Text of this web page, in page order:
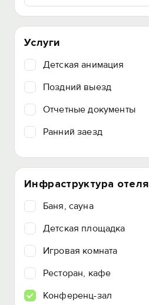
Услуги
Детская анимация
Поздний выезд
Отчетные документы
Ранний заезд
Инфраструктура отеля
Баня, сауна
Детская площадка
Игровая комната
Ресторан, кафе
Конференц-зал